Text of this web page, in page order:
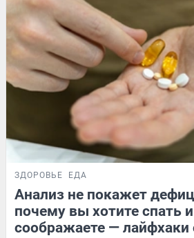
ЗДОРОВЬЕ ЕДА
Анализ не покажет
почему вы хотите спать
соображаете — лайфхаки